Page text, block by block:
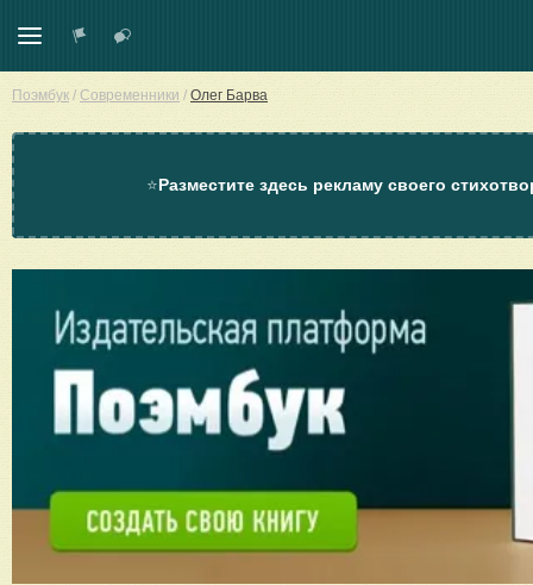
Поэмбук / Современники / Олег Барва
⭐Разместите здесь рекламу своего